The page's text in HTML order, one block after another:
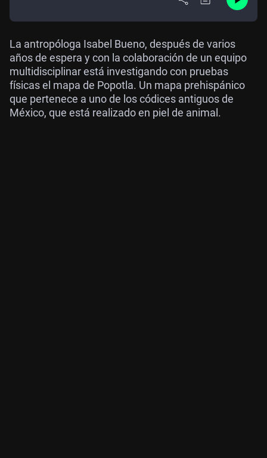
La antropóloga Isabel Bueno, después de varios
años de espera y con la colaboración de un equipo
multidisciplinar está investigando con pruebas
físicas el mapa de Popotla. Un mapa prehispánico
que pertenece a uno de los códices antiguos de
México, que está realizado en piel de animal.